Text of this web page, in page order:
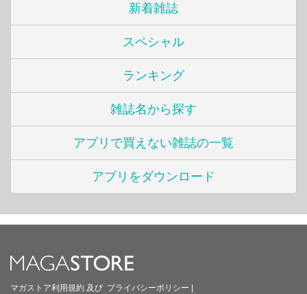
新着雑誌
スペシャル
ランキング
雑誌名から探す
アプリで買えない雑誌の一覧
アプリをダウンロード
マガストア利用規約 及び プライバシーポリシー